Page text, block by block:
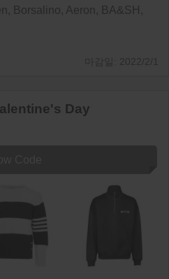
Borsalino, Aeron, BA&SH,
Day